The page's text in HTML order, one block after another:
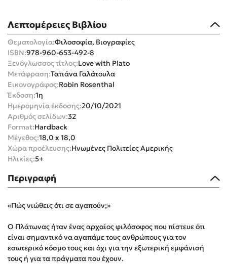
Δανάη Δεληγεώργη
Πάνω, κάτω, μπροστά, πίσω
Η μέθοδος Αφήστε τους
Δημοφιλείς Συγγραφείς
Φυστίκι ΠουΚυλάει
Λεπτομέρειες Βιβλίου
Θεματολογία:Φιλοσοφία, Βιογραφίες
ISBN:978-960-653-492-8
Ξενόγλωσσος τίτλος:Love with Plato
Μετάφραση:Τατιάνα Γαλάτουλα
Εικονογράφος:Robin Rosenthal
Έκδοση:1η
Ημερομηνία έκδοσης:20/10/2021
Αριθμός σελίδων:32
Format:Hardback
Μέγεθος:18,0 x 18,0
Χώρα προέλευσης:Ηνωμένες Πολιτείες Αμερικής
Ηλικίες:5+
Περιγραφή
«Πώς νιώθεις ότι σε αγαπούν;»
Ο Πλάτωνας ήταν ένας αρχαίος φιλόσοφος που πίστευε ότι
είναι σημαντικό να αγαπάμε τους ανθρώπους για τον
εσωτερικό κόσμο τους και όχι για την εξωτερική εμφάνισή
τους ή για τα πράγματα που έχουν.